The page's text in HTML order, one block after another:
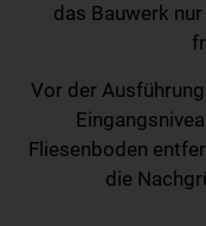
das Bauwerk
Vor der
Fliesenboden
die